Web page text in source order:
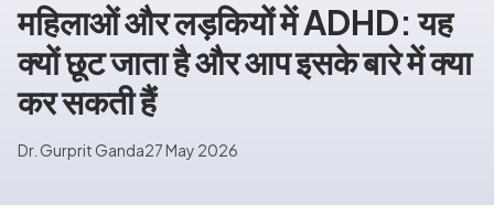
Careers
महिलाओं और लड़कियों में ADHD: यह
क्यों छूट जाता है और आप इसके बारे में क्या
कर सकती हैं
Dr. Gurprit Ganda27 May 2026